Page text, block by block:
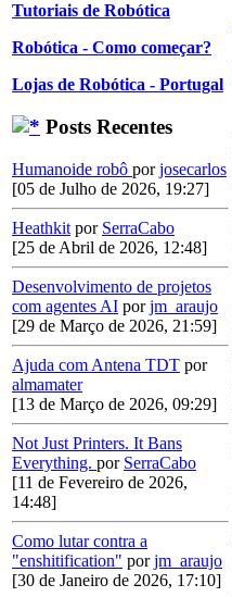
Tutoriais de Robótica
Robótica - Como começar?
Lojas de Robótica - Portugal
Posts Recentes
Humanoide robô porjosecarlos
[05 de Julho de 2026, 19:27]
Heathkit por SerraCabo
[25 de Abril de 2026, 12:48]
Desenvolvimento de projetos
com agentes AI porjm_araujo
[29 de Março de 2026, 21:59]
Ajuda com Antena TDT por
almamater
[13 de Março de 2026, 09:29]
Not Just Printers. It Bans
Everything. por SerraCabo
[11 de Fevereiro de 2026,
14:48]
Como lutar contra a
"enshitification" porjm_araujo
[30 de Janeiro de 2026, 17:10]